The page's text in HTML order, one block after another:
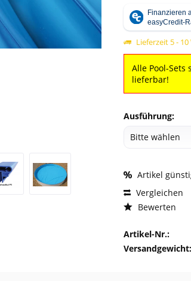
Lieferzeit 5 -
Alle Pool-
lieferbar!
Ausführung:
Artikel
Vergleichen
Bewerten
Artikel-Nr.:
Versandgewicht: